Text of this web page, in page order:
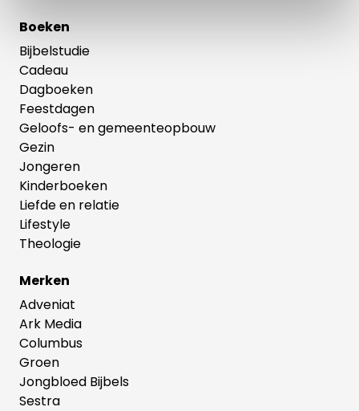
Boeken
Bijbelstudie
Cadeau
Dagboeken
Feestdagen
Geloofs- en gemeenteopbouw
Gezin
Jongeren
Kinderboeken
Liefde en relatie
Lifestyle
Theologie
Merken
Adveniat
Ark Media
Columbus
Groen
Jongbloed Bijbels
Sestra